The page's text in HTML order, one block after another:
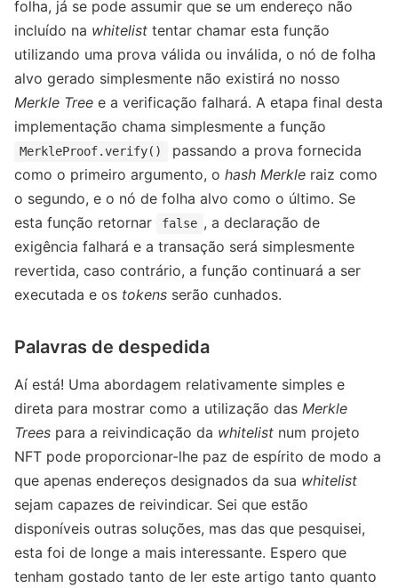
folha, já se pode assumir que se um endereço não
incluído na whitelist tentar chamar esta função
utilizando uma prova válida ou inválida, o nó de folha
alvo gerado simplesmente não existirá no nosso
Merkle Tree e a verificação falhará. A etapa final desta
implementação chama simplesmente a função
MerkleProof.verify()
passando a prova fornecida
como o primeiro argumento, o hash Merkle raiz como
o segundo, e o nó de folha alvo como o último. Se
esta função retornar
false , a declaração de
exigência falhará e a transação será simplesmente
revertida, caso contrário, a função continuará a ser
executada e os tokens serão cunhados.
Palavras de despedida
Aí está! Uma abordagem relativamente simples e
direta para mostrar como a utilização das Merkle
Trees para a reivindicação da whitelist num projeto
NFT pode proporcionar-lhe paz de espírito de modo a
que apenas endereços designados da sua whitelist
sejam capazes de reivindicar. Sei que estão
disponíveis outras soluções, mas das que pesquisei,
esta foi de longe a mais interessante. Espero que
tenham gostado tanto de ler este artigo tanto quanto